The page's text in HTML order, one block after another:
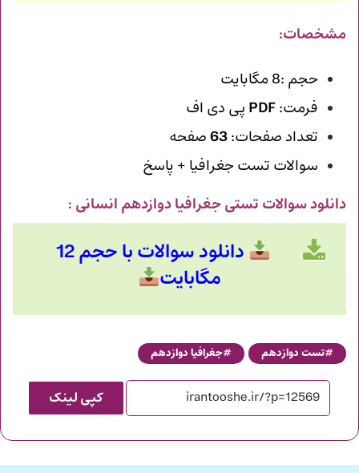
مشخصات:
حجم :8 مگابایت
فرمت:PDF پی دی اف
تعداد صفحات:63صفحه
سوالات تست جغرافیا + پاسخ
دانلود سوالات تستی جغرافیا دوازدهم انسانی :
دانلود سوالات با حجم 12
مگابایت
تست دوازدهم جغرافیا دوازدهم
کپی لینک